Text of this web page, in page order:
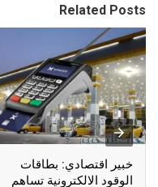
Related Posts
خبير اقتصادي: بطاقات
الوقود الالكترونية تساهم